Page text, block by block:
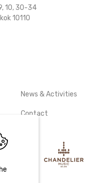
10, 30-34
10110
News & Activities
Contact